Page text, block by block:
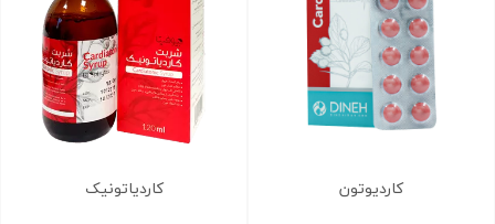
کاردیوتون کاردیاتونیک